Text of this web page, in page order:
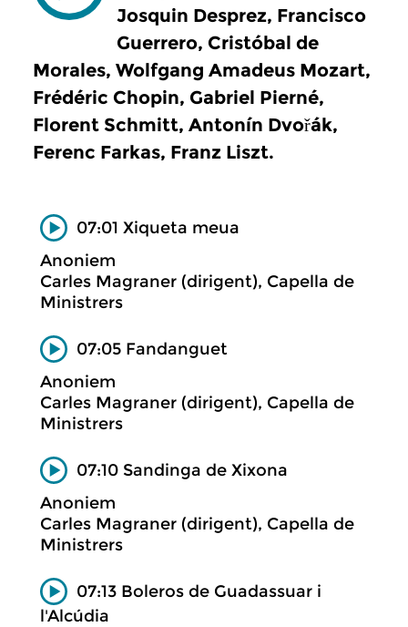
Josquin Desprez, Francisco
Guerrero, Cristóbal de
Morales, Wolfgang Amadeus Mozart,
Frédéric Chopin, Gabriel Pierné,
Florent Schmitt, Antonín Dvořák,
Ferenc Farkas, Franz Liszt.
07:01 Xiqueta meua
Anoniem
Carles Magraner (dirigent), Capella de
Ministrers
07:05 Fandanguet
Anoniem
Carles Magraner (dirigent), Capella de
Ministrers
07:10 Sandinga de Xixona
Anoniem
Carles Magraner (dirigent), Capella de
Ministrers
07:13 Boleros de Guadassuar i
l'Alcúdia